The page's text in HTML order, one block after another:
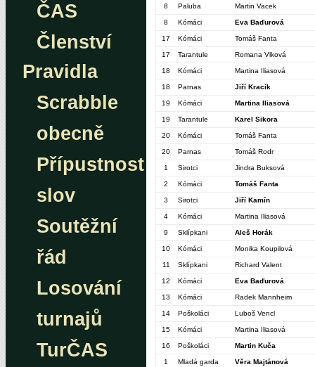
ČAS
Členství
Pravidla
Scrabble
obecně
Přípustnost
slov
Soutěžní
řád
Losování
turnajů
TurČAS
8 Paluba Martin Vacek
8 Kómáci Eva Baďurová
17 Kómáci Tomáš Fanta
17 Tarantule Romana Vlková
18 Kómáci Martina Iliasová
18 Parnas Jiří Kracík
19 Kómáci Martina Iliasová
19 Tarantule Karel Sikora
20 Kómáci Tomáš Fanta
20 Parnas Tomáš Rodr
1 Sirotci Jindra Buksová
2 Kómáci Tomáš Fanta
3 Sirotci Jiří Kamín
4 Kómáci Martina Iliasová
9 Sklípkani Aleš Horák
10 Kómáci Monika Koupilová
11 Sklípkani Richard Valent
12 Kómáci Eva Baďurová
13 Kómáci Radek Mannheim
14 Poškoláci Luboš Vencl
15 Kómáci Martina Iliasová
16 Poškoláci Martin Kuča
1 Mladá garda Věra Majtánová